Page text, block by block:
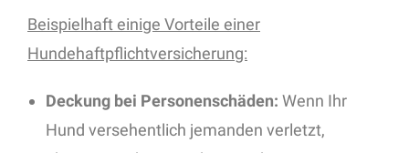
Beispielhaft einige Vorteile einer
Hundehaftpflichtversicherung:
Deckung bei Personenschäden: Wenn Ihr
Hund versehentlich jemanden verletzt,